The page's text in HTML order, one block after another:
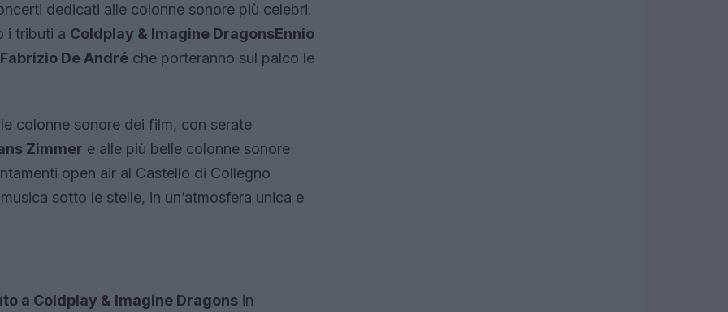
dedicati alle colonne sonore più celebri.
i tributi a Coldplay & Imagine DragonsEnnio
Fabrizio De André che porteranno sul palco le
colonne sonore dei film, con serate
Zimmer e alle più belle colonne sonore
open air al Castello di Collegno
sotto le stelle, in un’atmosfera unica e
a Coldplay & Imagine Dragons in